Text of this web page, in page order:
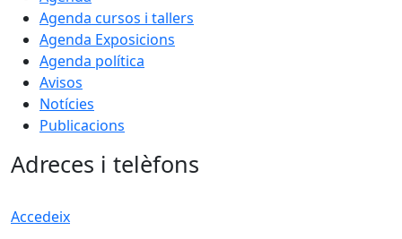
Agenda cursos i tallers
Agenda Exposicions
Agenda política
Avisos
Notícies
Publicacions
Adreces i telèfons
Accedeix